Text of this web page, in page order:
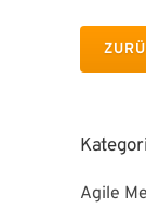
Agile